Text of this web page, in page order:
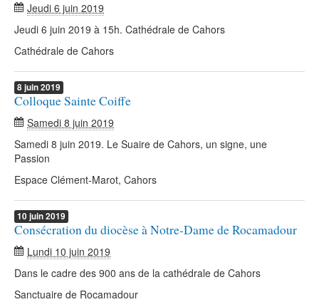
Jeudi 6 juin 2019
Jeudi 6 juin 2019 à 15h. Cathédrale de Cahors
Cathédrale de Cahors
8juin2019
Colloque Sainte Coiffe
Samedi 8 juin 2019
Samedi 8 juin 2019. Le Suaire de Cahors, un signe, une
Passion
Espace Clément-Marot, Cahors
10 juin2019
Consécration du diocèse à Notre-Dame de Rocamadour
Lundi 10 juin 2019
Dans le cadre des 900 ans de la cathédrale de Cahors
Sanctuaire de Rocamadour